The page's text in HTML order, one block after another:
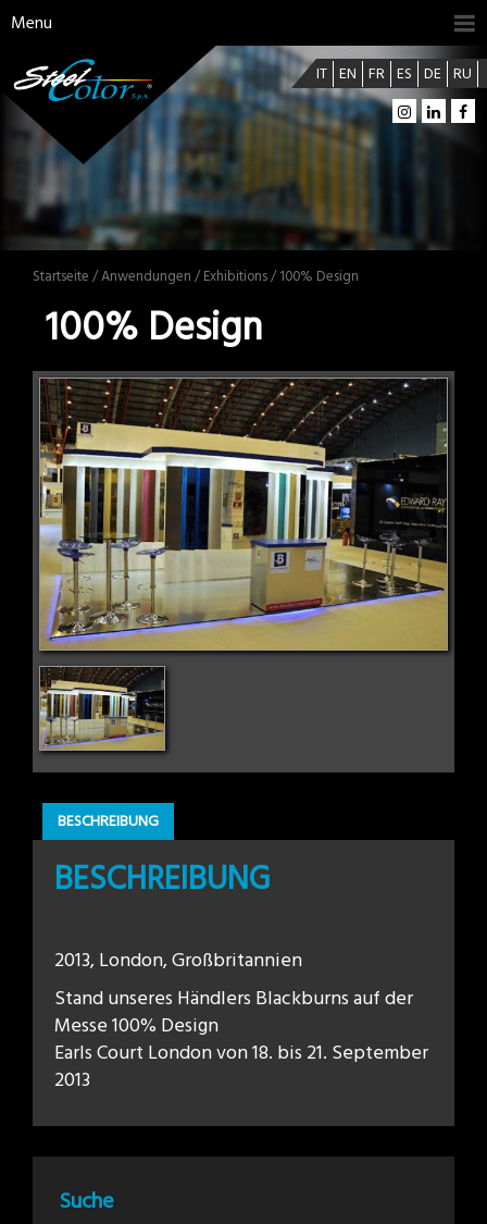
Menu
IT EN FR ES DE RU
Startseite /Anwendungen /Exhibitions/ 100% Design
100% Design
BESCHREIBUNG
BESCHREIBUNG
2013, London, Großbritannien
Stand unseres Händlers Blackburns auf der
Messe 100% Design
Earls Court London von 18. bis 21. September
2013
Suche